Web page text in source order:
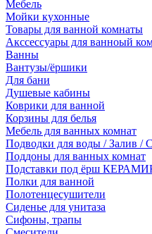
Мебель
Мойки кухонные
Товары для ванной комнаты
Акссессуары для ванноый
Ванны
Вантузы/ёршики
Для бани
Душевые кабины
Коврики для ванной
Корзины для белья
Мебель для ванных комнат
Подводки для воды / Залив /
Поддоны для ванных комнат
Подставки под ёрш
Полки для ванной
Полотенцесушители
Сиденье для унитаза
Сифоны, трапы